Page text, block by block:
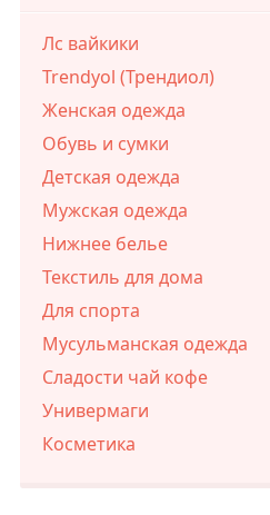
Лс вайкики
Trendyol (Трендиол)
Женская одежда
Обувь и сумки
Детская одежда
Мужская одежда
Нижнее белье
Текстиль для дома
Для спорта
Мусульманская одежда
Сладости чай кофе
Универмаги
Косметика